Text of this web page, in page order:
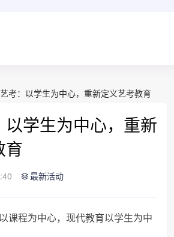
考：以学生为中心，重新定义艺考教育
学生为中心，重新
育
最新活动
课程为中心，现代教育以学生为中